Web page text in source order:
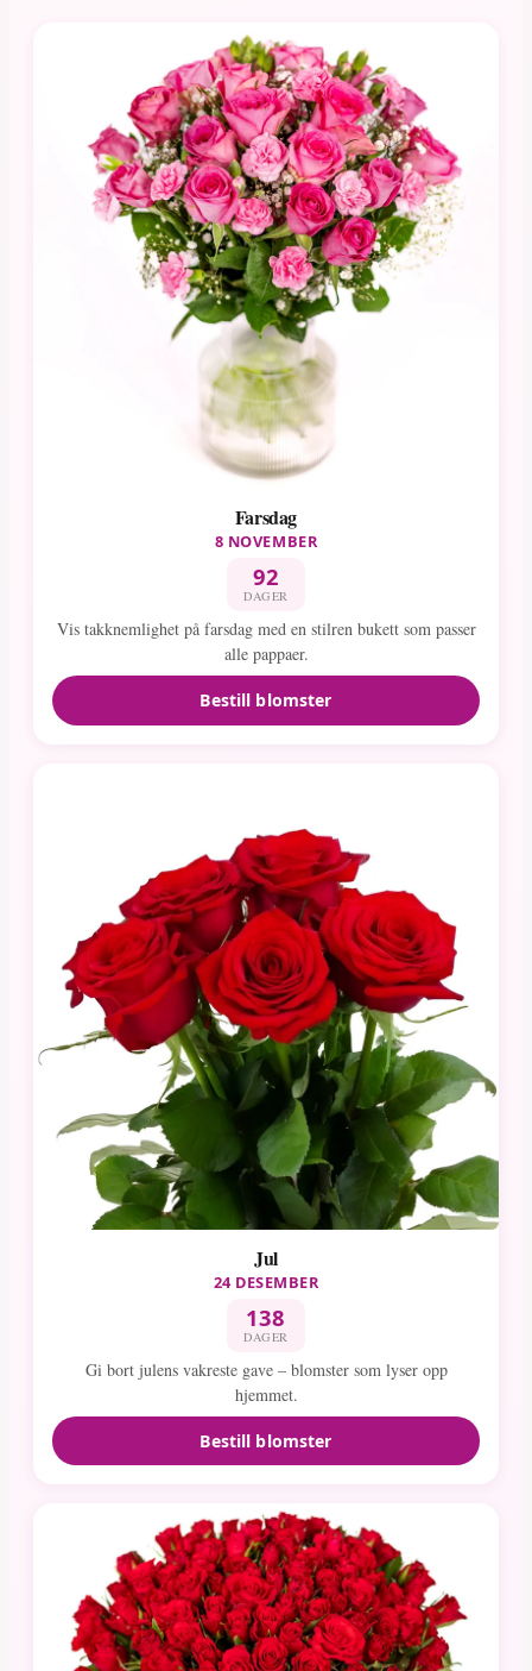
Farsdag
8 NOVEMBER
92
DAGER
Vis takknemlighet på farsdag med en stilren bukett som passer
alle pappaer.
Bestill blomster
Jul
24 DESEMBER
138
DAGER
Gi bort julens vakreste gave – blomster som lyser opp
hjemmet.
Bestill blomster